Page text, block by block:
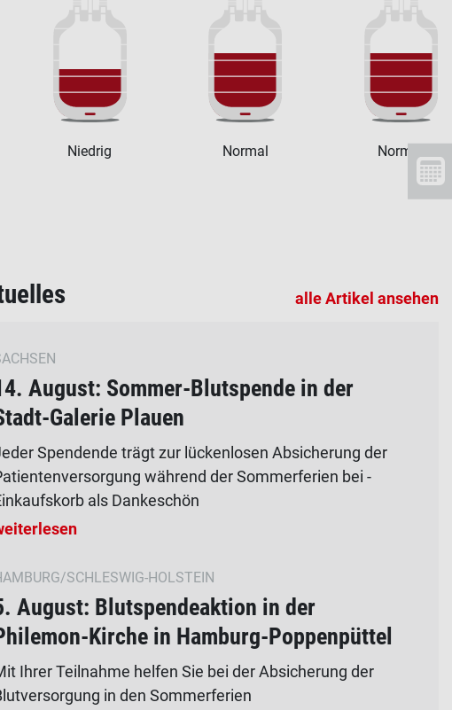
Niedrig Normal Normal
alle Artikel ansehen
August: Sommer-Blutspende in der
Galerie Plauen
Spendende trägt zur lückenlosen Absicherung der
während der Sommerferien bei -
als Dankeschön
SCHLESWIG-HOLSTEIN
August: Blutspendeaktion in der
Kirche in Hamburg-Poppenpüttel
Ihrer Teilnahme helfen Sie bei der Absicherung der
in den Sommerferien